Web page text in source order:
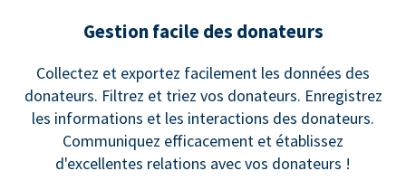
Gestion facile des donateurs
Collectez et exportez facilement les données des
donateurs. Filtrez et triez vos donateurs. Enregistrez
les informations et les interactions des donateurs.
Communiquez efficacement et établissez
d'excellentes relations avec vos donateurs !